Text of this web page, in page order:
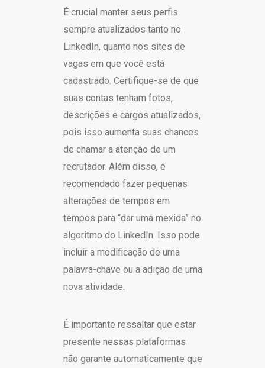
É crucial manter seus perfis
sempre atualizados tanto no
LinkedIn, quanto nos sites de
vagas em que você está
cadastrado. Certifique-se de que
suas contas tenham fotos,
descrições e cargos atualizados,
pois isso aumenta suas chances
de chamar a atenção de um
recrutador. Além disso, é
recomendado fazer pequenas
alterações de tempos em
tempos para “dar uma mexida” no
algoritmo do LinkedIn. Isso pode
incluir a modificação de uma
palavra-chave ou a adição de uma
nova atividade.
É importante ressaltar que estar
presente nessas plataformas
não garante automaticamente que